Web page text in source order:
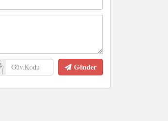
Gönder